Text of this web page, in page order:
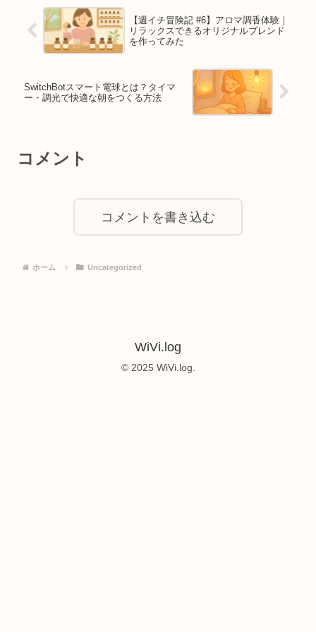
【週イチ冒険記 #6】アロマ調香体験｜
リラックスできるオリジナルブレンド
を作ってみた
SwitchBotスマート電球とは？タイマ
ー・調光で快適な朝をつくる方法
コメント
コメントを書き込む
ホーム Uncategorized
WiVi.log
© 2025 WiVi.log.